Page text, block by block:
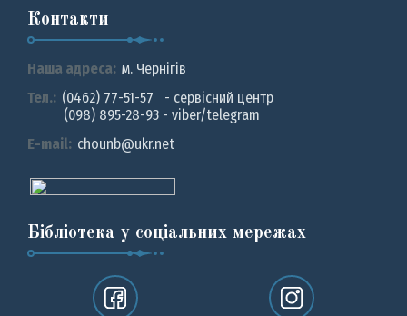
Контакти
Наша адреса: м. Чернiгiв
Тел.: (0462) 77-51-57 - сервісний центр
(098) 895-28-93 - viber/telegram
E-mail: chounb@ukr.net
Бібліотека у соціальних мережах